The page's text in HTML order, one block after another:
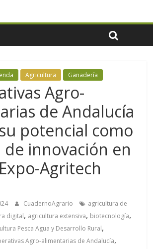
del sector
primeras recolecciones de almendra
Agricultura Ganadería
Agro-
de Andalucía
potencial como
de innovación en
Agritech
CuadernoAgrario
agricultura de
digital, agricultura extensiva, biotecnología,
Pesca Agua y Desarrollo Rural,
Agro-alimentarias de Andalucía,